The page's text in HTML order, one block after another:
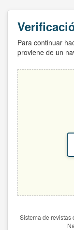
Para continuar
proviene de un
Sistema de revistas